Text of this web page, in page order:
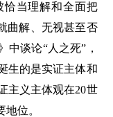
恰当理解和全面把
曲解、无视甚至否
中谈论“人之死”，
生的是实证主体和
主义主体观在20世
位。